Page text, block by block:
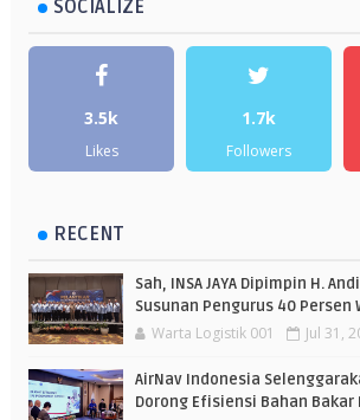
SOCIALIZE
3.5k
Likes
1.7k
Followers
RECENT
Sah, INSA JAYA Dipimpin H.
Susunan Pengurus 40 Persen
Warta Logistik 001 Jul 31,
AirNav Indonesia
Dorong Efisiensi Bahan Bakar